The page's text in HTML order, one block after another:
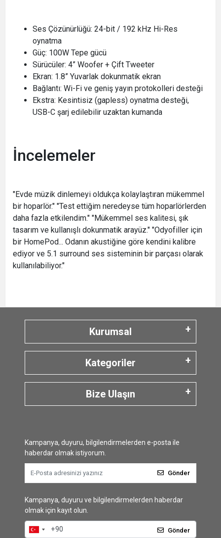
Ses Çözünürlüğü: 24-bit / 192 kHz Hi-Res
oynatma
Güç: 100W Tepe gücü
Sürücüler: 4” Woofer + Çift Tweeter
Ekran: 1.8” Yuvarlak dokunmatik ekran
Bağlantı: Wi-Fi ve geniş yayın protokolleri desteği
Ekstra: Kesintisiz (gapless) oynatma desteği,
USB-C şarj edilebilir uzaktan kumanda
İncelemeler
"Evde müzik dinlemeyi oldukça kolaylaştıran mükemmel
bir hoparlör." "Test ettiğim neredeyse tüm hoparlörlerden
daha fazla etkilendim." "Mükemmel ses kalitesi, şık
tasarım ve kullanışlı dokunmatik arayüz." "Odyofiller için
bir HomePod... Odanın akustiğine göre kendini kalibre
ediyor ve 5.1 surround ses sisteminin bir parçası olarak
kullanılabiliyor."
Kurumsal
Kategoriler
Bize Ulaşın
Kampanya, duyuru, bilgilendirmelerden e-posta ile
haberdar olmak istiyorum.
Gönder
Kampanya, duyuru ve bilgilendirmelerden haberdar
olmak için kayıt olun.
Gönder